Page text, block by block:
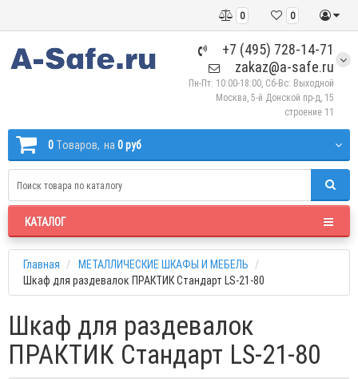
0
0
+7 (495) 728-14-71
zakaz@a-safe.ru
Пн-Пт: 10:00-18:00, Сб-Вс: Выходной
Москва, 5-й Донской пр-д, 15
строение 11
0 Tоваров, на 0 руб
КАТАЛОГ
Главная
МЕТАЛЛИЧЕСКИЕ ШКАФЫ И МЕБЕЛЬ
Шкаф для раздевалок ПРАКТИК Стандарт LS-21-80
Шкаф для раздевалок
ПРАКТИК Стандарт LS-21-80